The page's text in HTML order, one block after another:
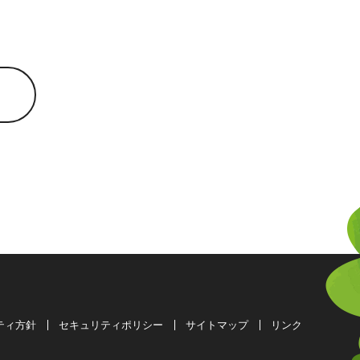
ィ方針 セキュリティポリシー サイトマップ リンク